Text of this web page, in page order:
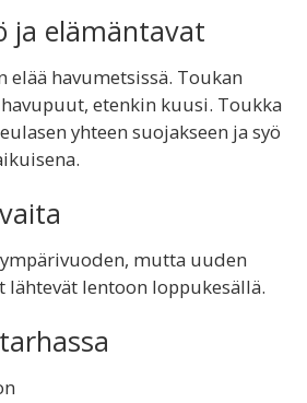
ja elämäntavat
elää havumetsissä. Toukan
etenkin kuusi. Toukka
yhteen suojakseen ja syö
mutta uuden
lähtevät lentoon loppukesällä.